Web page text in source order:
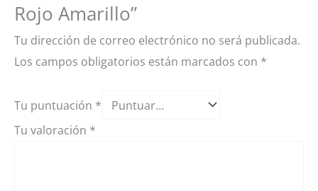
Rojo Amarillo”
Tu dirección de correo electrónico no será publicada.
Los campos obligatorios están marcados con *
Tu puntuación *
Tu valoración *